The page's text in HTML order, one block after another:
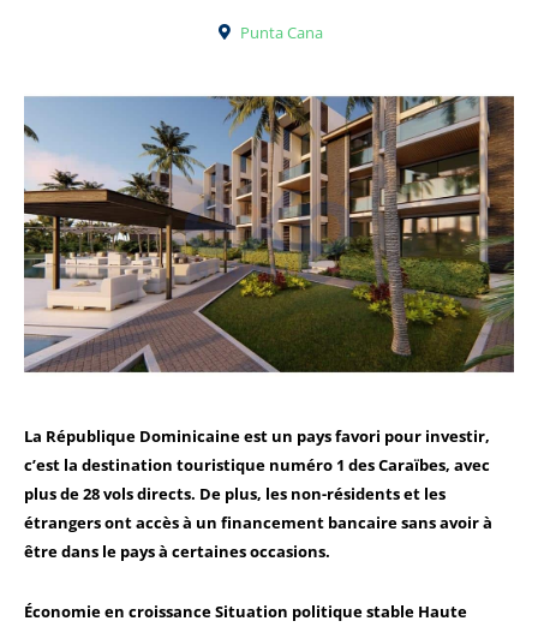
Punta Cana
La République Dominicaine est un pays favori pour investir,
c’est la destination touristique numéro 1 des Caraïbes, avec
plus de 28 vols directs. De plus, les non-résidents et les
étrangers ont accès à un financement bancaire sans avoir à
être dans le pays à certaines occasions.
Économie en croissanceSituation politique stable Haute